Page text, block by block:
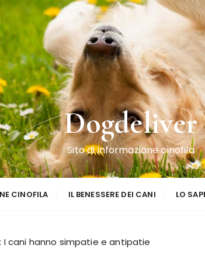
Dogdeliver
Sito di informazione cinofila
CINOFILA IL BENESSERE DEI CANI LO
I cani hanno simpatie e antipatie